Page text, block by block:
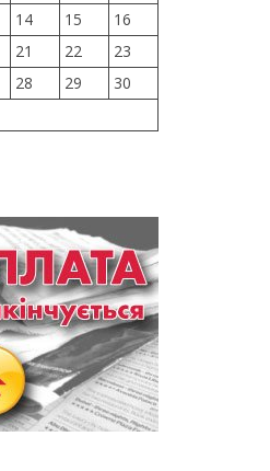
14 15
16
21 22
23
28 29
30